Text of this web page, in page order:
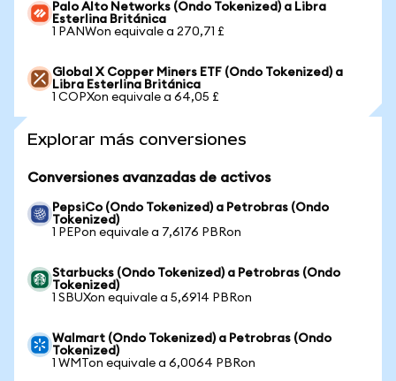
Palo Alto Networks (Ondo Tokenized) a Libra
Esterlina Británica
1 PANWon equivale a 270,71 £
Global X Copper Miners ETF (Ondo Tokenized) a
Libra Esterlina Británica
1 COPXon equivale a 64,05 £
Explorar más conversiones
Conversiones avanzadas de activos
PepsiCo (Ondo Tokenized) a Petrobras (Ondo
Tokenized)
1 PEPon equivale a 7,6176 PBRon
Starbucks (Ondo Tokenized) a Petrobras (Ondo
Tokenized)
1 SBUXon equivale a 5,6914 PBRon
Walmart (Ondo Tokenized) a Petrobras (Ondo
Tokenized)
1 WMTon equivale a 6,0064 PBRon